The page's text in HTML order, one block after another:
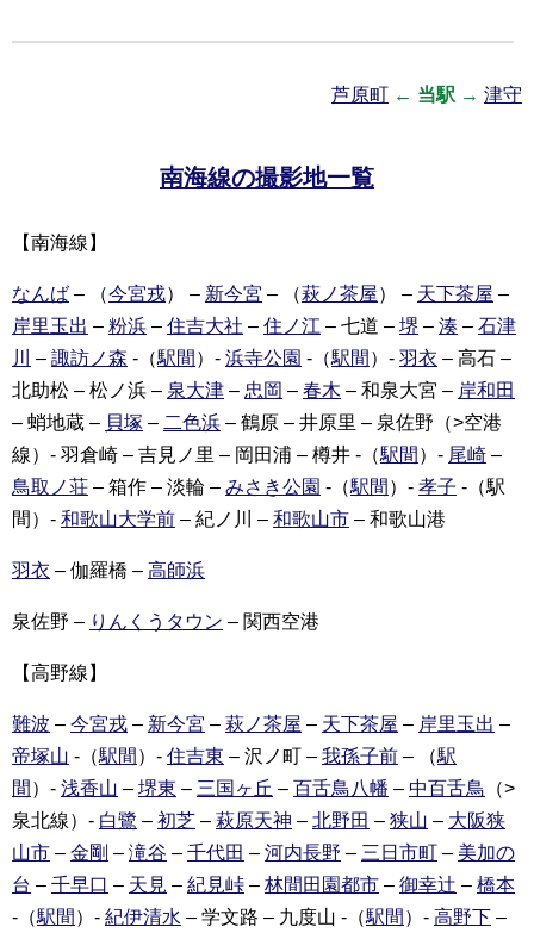
芦原町 ← 当駅 → 津守
南海線の撮影地一覧
【南海線】
なんば – （今宮戎） – 新今宮 – （萩ノ茶屋） – 天下茶屋 –
岸里玉出 – 粉浜 – 住吉大社 – 住ノ江 – 七道 – 堺 – 湊 – 石津
川
– 諏訪ノ森 -（駅間 ）- 浜寺公園 -（駅間 ）- 羽衣 – 高石 –
北助松 – 松ノ浜 – 泉大津 – 忠岡 – 春木 – 和泉大宮 – 岸和田
– 蛸地蔵 – 貝塚 – 二色浜 – 鶴原 – 井原里 – 泉佐野（>空港
線）- 羽倉崎 – 吉見ノ里 – 岡田浦 – 樽井 -（駅間 ）- 尾崎 –
鳥取ノ荘 – 箱作 – 淡輪 – みさき公園 -（駅間 ）- 孝子 -（駅
間）- 和歌山大学前 – 紀ノ川 – 和歌山市 – 和歌山港
羽衣 – 伽羅橋 – 高師浜
泉佐野 – りんくうタウン – 関西空港
【高野線】
難波 – 今宮戎 – 新今宮 – 萩ノ茶屋 – 天下茶屋 – 岸里玉出 –
帝塚山 -（駅間 ）- 住吉東 – 沢ノ町 – 我孫子前 – （駅
間 ）- 浅香山 – 堺東 – 三国ヶ丘 – 百舌鳥八幡 – 中百舌鳥 （>
泉北線）- 白鷺 – 初芝 – 萩原天神 – 北野田 – 狭山 – 大阪狭
山市 – 金剛 – 滝谷 – 千代田 – 河内長野 – 三日市町 – 美加の
台 – 千早口 – 天見 – 紀見峠 – 林間田園都市 – 御幸辻 – 橋本
-（駅間 ）- 紀伊清水 – 学文路 – 九度山 -（駅間 ）- 高野下 –